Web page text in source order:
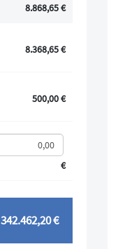
8.868,65 €
8.368,65 €
500,00 €
€
342.462,20 €